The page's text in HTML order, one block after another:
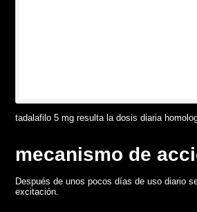
tadalafilo 5 mg resulta la dosis diaria
mecanismo de
Después de unos pocos días de uso diario
excitación.